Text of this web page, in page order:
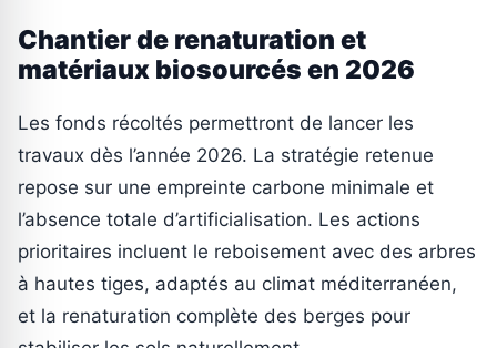
Chantier de renaturation et
matériaux biosourcés en 2026
Les fonds récoltés permettront de lancer les
travaux dès l’année 2026. La stratégie retenue
repose sur une empreinte carbone minimale et
l’absence totale d’artificialisation. Les actions
prioritaires incluent le reboisement avec des arbres
à hautes tiges, adaptés au climat méditerranéen,
et la renaturation complète des berges pour